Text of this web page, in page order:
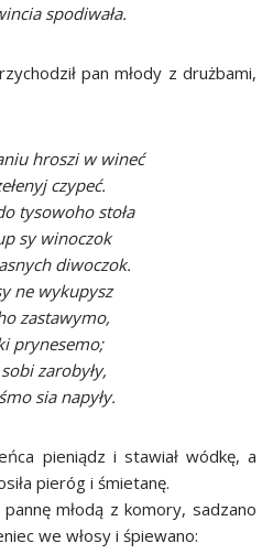
spodiwała.
pan młody z drużbami,
hroszi w wineć
czypeć.
tysowoho stoła
sy winoczok
diwoczok.
ne wykupysz
zastawymo,
prynesemo;
zarobyły,
sia napyły.
pieniądz i stawiał wódkę, a
pieróg i śmietanę.
młodą z komory, sadzano
we włosy i śpiewano: